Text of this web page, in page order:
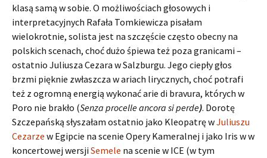
klasą samą w sobie. O możliwościach głosowych i
interpretacyjnych Rafała Tomkiewicza pisałam
wielokrotnie, solista jest na szczęście często obecny na
polskich scenach, choć dużo śpiewa też poza granicami –
ostatnio Juliusza Cezara w Salzburgu. Jego ciepły głos
brzmi pięknie zwłaszcza w ariach lirycznych, choć potrafi
też z ogromną energią wykonać arie di bravura, których w
Poro nie brakło (Senza procelle ancora si perde). Dorotę
Szczepańską słyszałam ostatnio jako Kleopatrę wJuliuszu
Cezarze w Egipcie na scenie Opery Kameralnej i jako Iris w w
koncertowej wersji Semele na scenie w ICE (w tym